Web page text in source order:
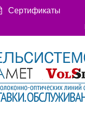
Сертификаты